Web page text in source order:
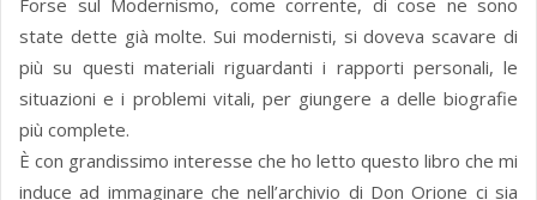
Forse sul Modernismo, come corrente, di cose ne sono
state dette già molte. Sui modernisti, si doveva scavare di
più su questi materiali riguardanti i rapporti personali, le
situazioni e i problemi vitali, per giungere a delle biografie
più complete.
È con grandissimo interesse che ho letto questo libro che mi
induce ad immaginare che nell’archivio di Don Orione ci sia